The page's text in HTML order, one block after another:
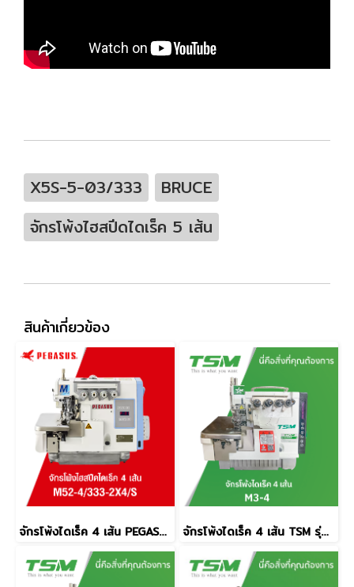
X5S-5-03/333
BRUCE
จักรโพ้งไฮสปีดไดเร็ค 5 เส้น
สินค้าเกี่ยวข้อง
จักรโพ้งไดเร็ค 4 เส้น PEGASUS รุ่น M52-4/333-2X4/S จักรโพ้งไดเร็ค 4 เส้น TSM รุ่น M3-4